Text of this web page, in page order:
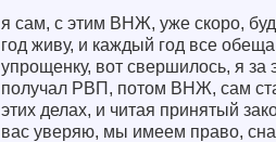
я сам, с этим ВНЖ, уже скоро,
год живу, и каждый год все
упрощенку, вот свершилось, я за
получал РВП, потом ВНЖ, сам
этих делах, и читая принятый
вас уверяю, мы имеем право,